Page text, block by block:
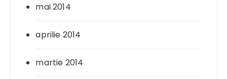
mai 2014
aprilie 2014
martie 2014